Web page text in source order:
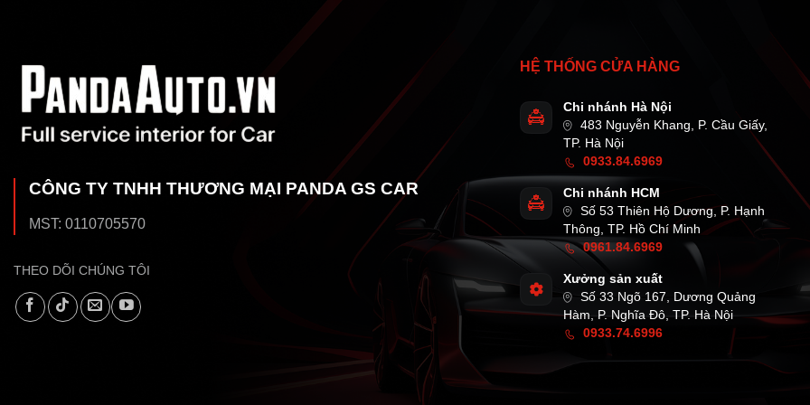
CÔNG TY TNHH THƯƠNG MẠI PANDA GS CAR
MST: 0110705570
THEO DÕI CHÚNG TÔI
HỆ THỐNG CỬA HÀNG
Chi nhánh Hà Nội
483 Nguyễn Khang, P. Cầu Giấy,
TP. Hà Nội
0933.84.6969
Chi nhánh HCM
Số 53 Thiên Hộ Dương, P. Hạnh
Thông, TP. Hồ Chí Minh
0961.84.6969
Xưởng sản xuất
Số 33 Ngõ 167, Dương Quảng
Hàm, P. Nghĩa Đô, TP. Hà Nội
0933.74.6996